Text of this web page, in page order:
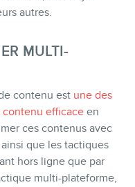
autres.
MULTI-
contenu est une des
contenu efficace en
ces contenus avec
que les tactiques
hors ligne que par
multi-plateforme,